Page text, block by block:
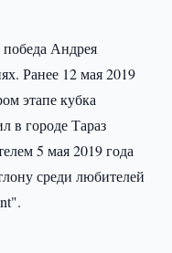
победа Андрея
Ранее 12 мая 2019
этапе кубка
в городе Тараз
5 мая 2019 года
среди любителей